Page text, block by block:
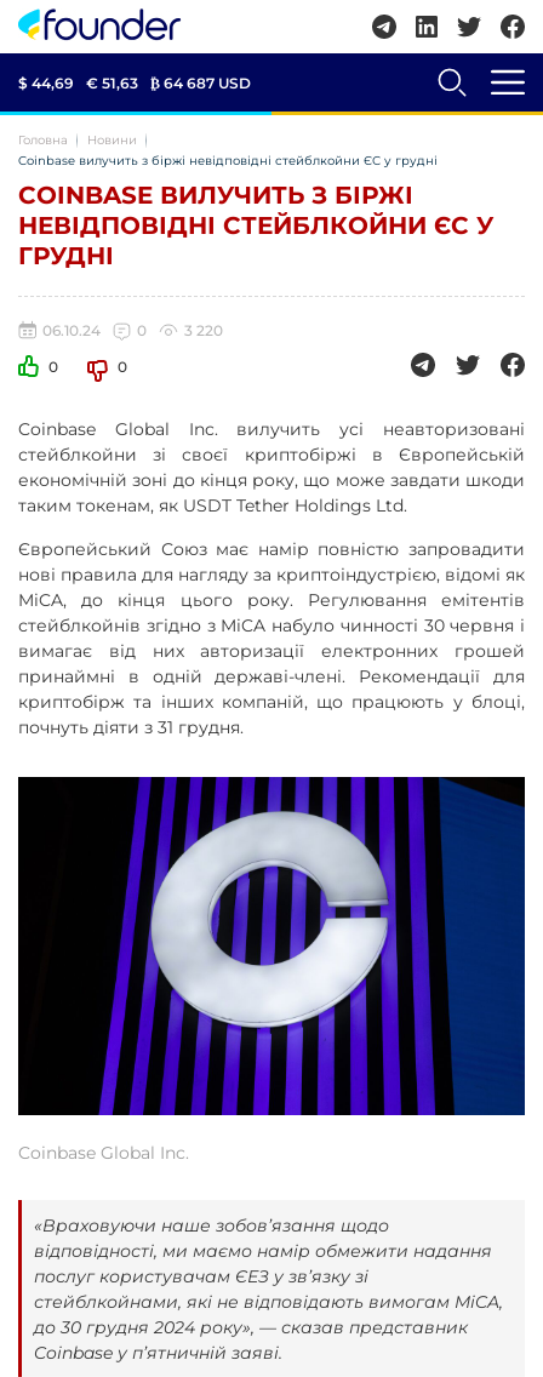
$ 44,69 € 51,63 ₿ 64 687 USD
Головна
Новини
Coinbase вилучить з біржі невідповідні стейблкойни ЄС у грудні
COINBASE ВИЛУЧИТЬ З БІРЖІ
НЕВІДПОВІДНІ СТЕЙБЛКОЙНИ ЄС У
ГРУДНІ
06.10.24 0
3 220
0
0
Coinbase Global Inc. вилучить усі неавторизовані
стейблкойни зі своєї криптобіржі в Європейській
економічній зоні до кінця року, що може завдати шкоди
таким токенам, як USDT Tether Holdings Ltd.
Європейський Союз має намір повністю запровадити
нові правила для нагляду за криптоіндустрією, відомі як
MiCA, до кінця цього року. Регулювання емітентів
стейблкойнів згідно з MiCA набуло чинності 30 червня і
вимагає від них авторизації електронних грошей
принаймні в одній державі-члені. Рекомендації для
криптобірж та інших компаній, що працюють у блоці,
почнуть діяти з 31 грудня.
Coinbase Global Inc.
«Враховуючи наше зобов’язання щодо
відповідності, ми маємо намір обмежити надання
послуг користувачам ЄЕЗ у зв’язку зі
стейблкойнами, які не відповідають вимогам MiCA,
до 30 грудня 2024 року», — сказав представник
Coinbase у п’ятничній заяві.